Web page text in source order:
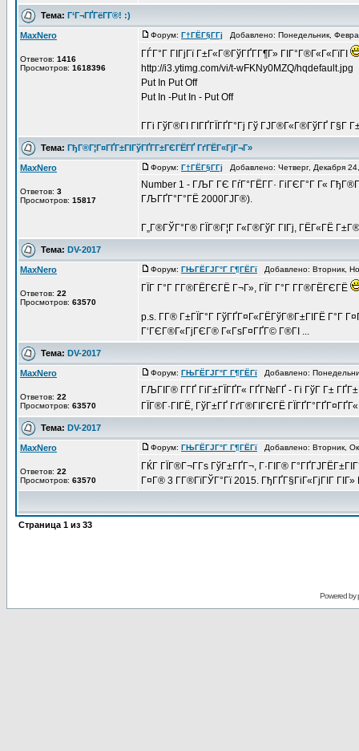
Тема: Г‘Г¬ГҐГёГ­Г®! :)
MaxNero
Ответов: 1416
Просмотров: 1618396
Форум: Г†ГЁГ§Г­Гј Добавлено: Понедельник,
ГЃГ°Г ГІГјГї Г±Г«Г®ГўГҐГ­Г¶Г» ГІГ°Г®Г«Г«ГїГІ
http://i3.ytimg.com/vi/t-wFKNy0MZQ/hqdefault.jpg
Put In Put Off
Put In -Put In - Put Off
Г­Гі ГўГ®ГІ ГІГҐГЇГҐГ°Гј Гў ГЈГ®Г«Г®ГўГҐ Г§Г
Тема: ГђГ®Г¦Г¤ГҐГ±ГІГўГҐГ­Г±ГЄГЁГҐ ГґГЁГ«ГјГ¬Г»
MaxNero
Ответов: 3
Просмотров: 15817
Форум: Г†ГЁГ§Г­Гј Добавлено: Четверг, Декабря
Number 1 - ГЉГ ГЄ ГѓГ°ГЁГ­Г· ГіГЄГ°Г Г«
ГЉГҐГ°Г°ГЁ 2000ГЈГ®).
Г„Г®ГЎГ°Г® ГЇГ®Г¦Г Г«Г®ГўГ ГІГј, ГЁГ«ГЁ
Тема: DV-2017
MaxNero
Ответов: 22
Просмотров: 63570
Форум: ГЊГЁГЈГ°Г Г¶ГЁГї Добавлено: Вторник,
ГЇГ Г°Г Г­Г®ГЁГЄГЁ Г¬Г», ГЇГ Г°Г Г­Г®ГЁГЄГЁ
p.s. Г­Г® Г±ГЇГ°Г ГўГҐГ¤Г«ГЁГўГ®Г±ГІГЁ Г°Г
Г‘ГЄГ®Г«ГјГЄГ® Г«ГѕГ¤ГҐГ© Г®ГІ ...
Тема: DV-2017
MaxNero
Ответов: 22
Просмотров: 63570
Форум: ГЊГЁГЈГ°Г Г¶ГЁГї Добавлено:
ГЉГІГ® Г­ГҐ ГіГ±ГЇГҐГ« ГҐГ№ГҐ - Гі ГўГ Г±
ГЇГ®Г·ГІГЁ, ГўГ±ГҐ ГґГ®ГІГЄГЁ
Тема: DV-2017
MaxNero
Ответов: 22
Просмотров: 63570
Форум: ГЊГЁГЈГ°Г Г¶ГЁГї Добавлено: Вторник,
ГЌГ ГЇГ®Г¬Г­Гѕ ГўГ±ГҐГ¬, Г·ГІГ®
Г¤Г® 3 Г­Г®ГїГЎГ°Гї 2015. ГђГҐГ§ГіГ«ГјГІГ ГІГ»
Страница 1 из 33
Powered by